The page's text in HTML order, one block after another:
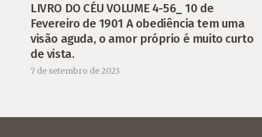
LIVRO DO CÉU VOLUME 4-56_ 10 de
Fevereiro de 1901 A obediência tem uma
visão aguda, o amor próprio é muito curto
de vista.
7 de setembro de 2023